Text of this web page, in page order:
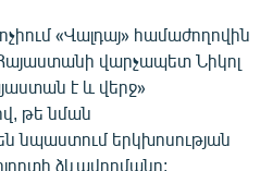
«Վալդայ» համաժողովին
վարչապետ Նիկոլ
է և վերջ»
թե նման
նպաստում երկխոսության
ձևավորմանը: